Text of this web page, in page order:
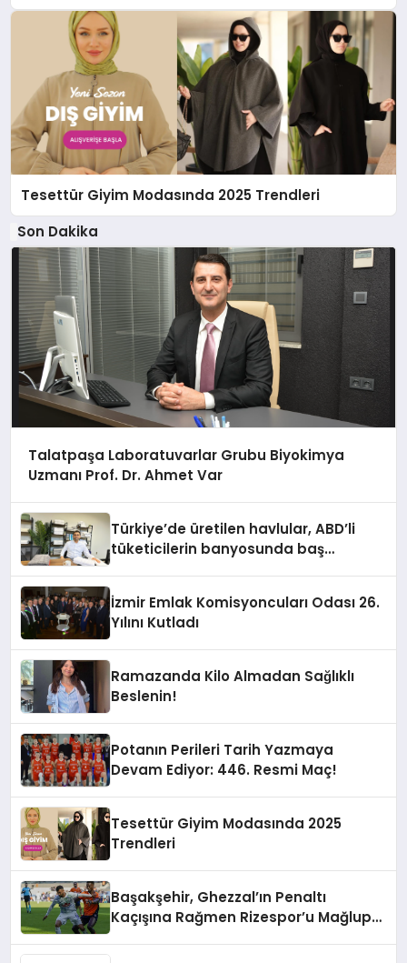
Tesettür Giyim Modasında 2025 Trendleri
Son Dakika
Talatpaşa Laboratuvarlar Grubu Biyokimya
Uzmanı Prof. Dr. Ahmet Var
Türkiye’de üretilen havlular, ABD’li
tüketicilerin banyosunda baş
İzmir Emlak Komisyoncuları Odası 26.
Yılını Kutladı
Ramazanda Kilo Almadan Sağlıklı
Beslenin!
Potanın Perileri Tarih Yazmaya
Devam Ediyor: 446. Resmi Maç!
Tesettür Giyim Modasında 2025
Trendleri
Başakşehir, Ghezzal’ın Penaltı
Kaçışına Rağmen Rizespor’u Mağlup